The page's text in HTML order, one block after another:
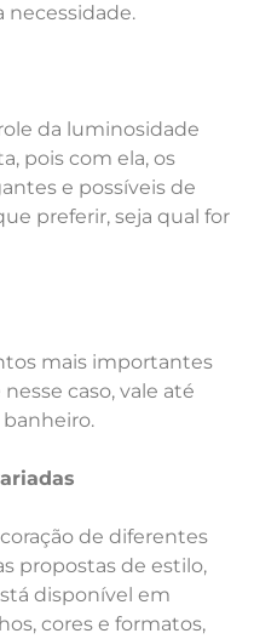
necessidade.
da luminosidade
pois com ela, os
e possíveis de
preferir, seja qual for
mais importantes
caso, vale até
de diferentes
propostas de estilo,
disponível em
cores e formatos,